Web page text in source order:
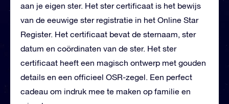
aan je eigen ster. Het ster certificaat is het bewijs
van de eeuwige ster registratie in het Online Star
Register. Het certificaat bevat de sternaam, ster
datum en coördinaten van de ster. Het ster
certificaat heeft een magisch ontwerp met gouden
details en een officieel OSR-zegel. Een perfect
cadeau om indruk mee te maken op familie en